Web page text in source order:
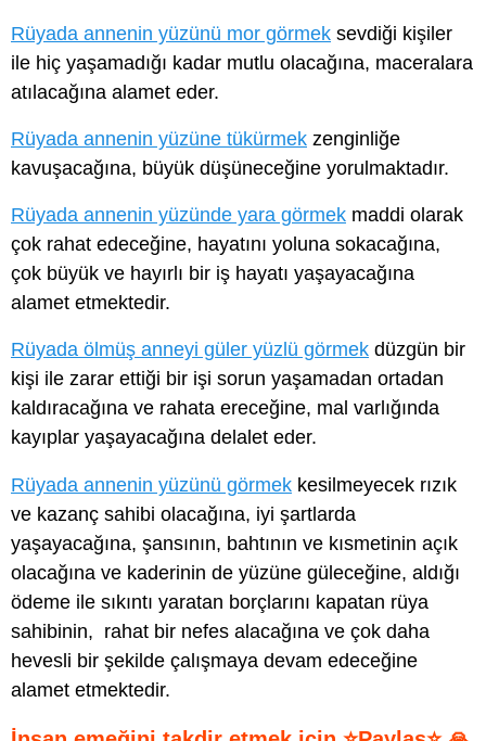
Rüyada annenin yüzünü mor görmek sevdiği kişiler
ile hiç yaşamadığı kadar mutlu olacağına, maceralara
atılacağına alamet eder.
Rüyada annenin yüzüne tükürmek zenginliğe
kavuşacağına, büyük düşüneceğine yorulmaktadır.
Rüyada annenin yüzünde yara görmek maddi olarak
çok rahat edeceğine, hayatını yoluna sokacağına,
çok büyük ve hayırlı bir iş hayatı yaşayacağına
alamet etmektedir.
Rüyada ölmüş anneyi güler yüzlü görmek düzgün bir
kişi ile zarar ettiği bir işi sorun yaşamadan ortadan
kaldıracağına ve rahata ereceğine, mal varlığında
kayıplar yaşayacağına delalet eder.
Rüyada annenin yüzünü görmek kesilmeyecek rızık
ve kazanç sahibi olacağına, iyi şartlarda
yaşayacağına, şansının, bahtının ve kısmetinin açık
olacağına ve kaderinin de yüzüne güleceğine, aldığı
ödeme ile sıkıntı yaratan borçlarını kapatan rüya
sahibinin, rahat bir nefes alacağına ve çok daha
hevesli bir şekilde çalışmaya devam edeceğine
alamet etmektedir.